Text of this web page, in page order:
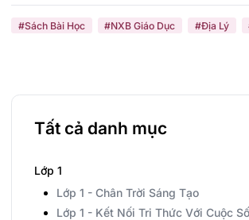
#Sách Bài Học #NXB Giáo Dục #Địa Lý
Tất cả danh mục
Lớp 1
Lớp 1 - Chân Trời Sáng Tạo
Lớp 1 - Kết Nối Tri Thức Với Cuộc